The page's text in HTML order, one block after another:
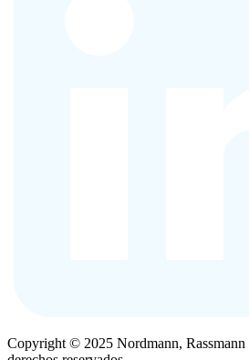
Copyright © 2025 Nordmann,